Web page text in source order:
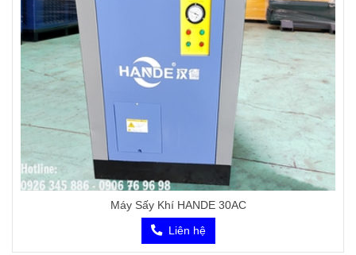
Máy Sấy Khí HANDE 30AC
Liên hệ